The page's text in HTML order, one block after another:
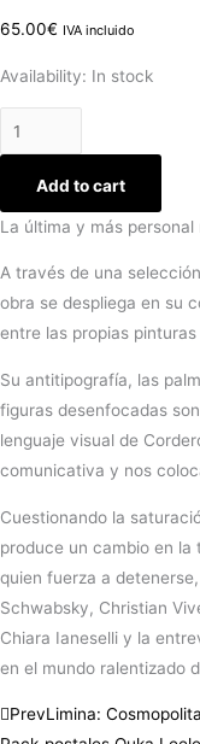
65.00€ IVA incluido
Availability: In stock
Add to cart
La última y más
A través de una
obra se despliega en su
entre las propias
Su antitipografía, las
figuras desenfocadas
lenguaje visual de
comunicativa y nos
Cuestionando la
produce un cambio en
quien fuerza a
Schwabsky, Christian
Chiara Ianeselli y la
en el mundo ralentizado
PrevLimina: